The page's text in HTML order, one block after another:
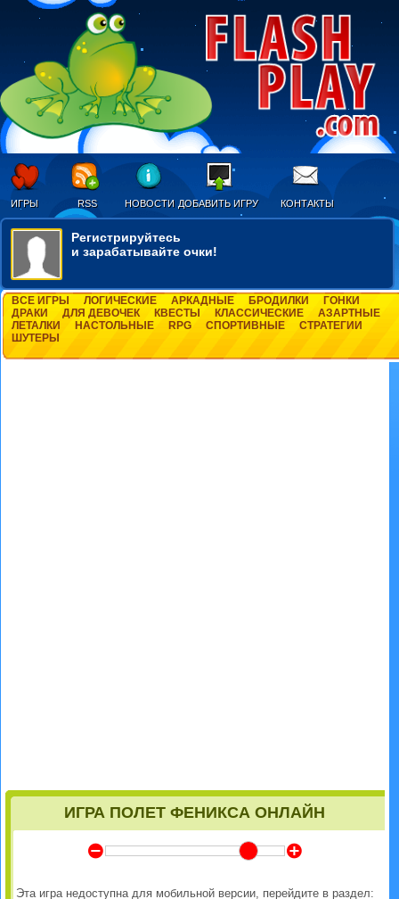
ИГРЫ RSS НОВОСТИ ДОБАВИТЬ ИГРУ КОНТАКТЫ
Регистрируйтесь
и зарабатывайте очки!
ВСЕ ИГРЫ ЛОГИЧЕСКИЕ АРКАДНЫЕ БРОДИЛКИ
ГОНКИ
ДРАКИ
ДЛЯ ДЕВОЧЕК КВЕСТЫ КЛАССИЧЕСКИЕ
АЗАРТНЫЕ
ЛЕТАЛКИ
НАСТОЛЬНЫЕ RPG СПОРТИВНЫЕ
СТРАТЕГИИ
ШУТЕРЫ
ИГРА ПОЛЕТ ФЕНИКСА ОНЛАЙН
Y Z
Эта игра недоступна для мобильной версии, перейдите в раздел: